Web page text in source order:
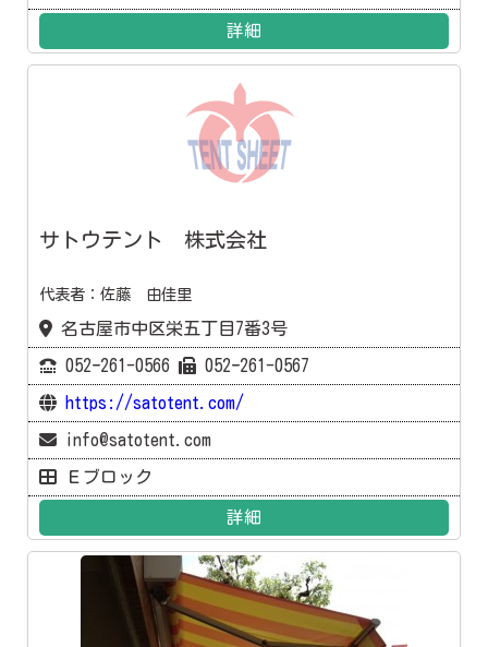
詳細
サトウテント 株式会社
代表者：佐藤 由佳里
名古屋市中区栄五丁目7番3号
052ｰ261-0566 052ｰ261-0567
https://satotent.com/
info@satotent.com
Ｅブロック
詳細